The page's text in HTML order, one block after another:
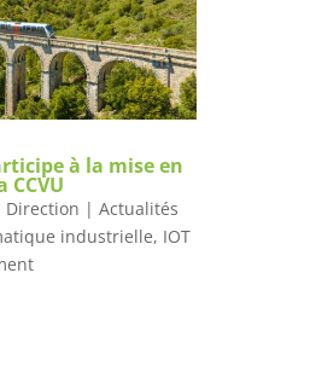
à la mise en
Direction | Actualités
industrielle, IOT